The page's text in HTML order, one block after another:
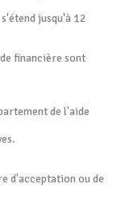
jusqu'à 12
financière sont
de l'aide
d'acceptation ou de